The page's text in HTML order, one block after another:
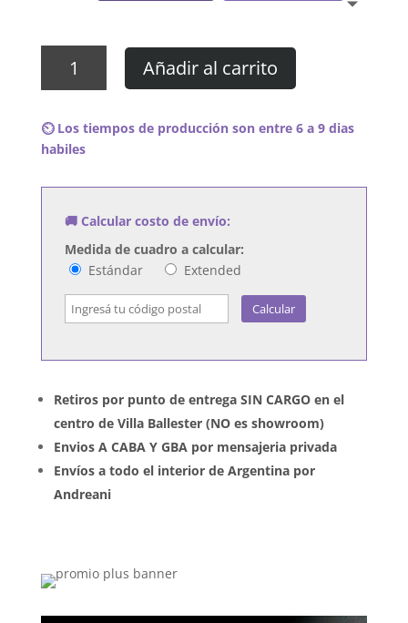
Sound
Affects
Añadir al carrito
⏲️ Los tiempos de producción son entre 6 a 9 dias
habiles
🚚 Calcular costo de envío:
Medida de cuadro a calcular:
Estándar
Extended
Calcular
Retiros por punto de entrega SIN CARGO en el
centro de Villa Ballester (NO es showroom)
Envios A CABA Y GBA por mensajeria privada
Envíos a todo el interior de Argentina por
Andreani